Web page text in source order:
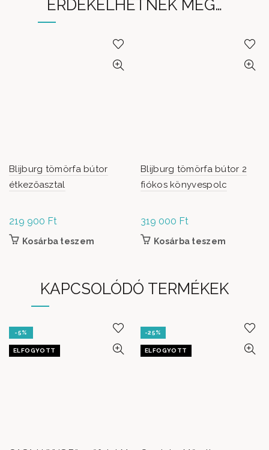
ÉRDEKELHETNEK MÉG…
Blijburg tömörfa bútor
étkezőasztal
219 900 Ft
Kosárba teszem
Blijburg tömörfa bútor 2
fiókos könyvespolc
319 000 Ft
Kosárba teszem
KAPCSOLÓDÓ TERMÉKEK
-5%
ELFOGYOTT
-25%
ELFOGYOTT